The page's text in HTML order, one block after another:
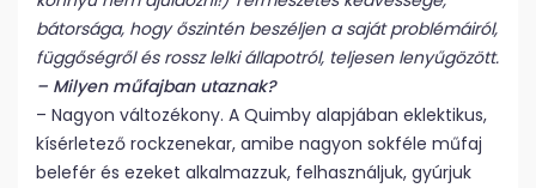
bátorsága, hogy őszintén beszéljen a saját problémáiról,
függőségről és rossz lelki állapotról, teljesen lenyűgözött.
– Milyen műfajban utaznak?
– Nagyon változékony. A Quimby alapjában eklektikus,
kísérletező rockzenekar, amibe nagyon sokféle műfaj
belefér és ezeket alkalmazzuk, felhasználjuk, gyúrjuk